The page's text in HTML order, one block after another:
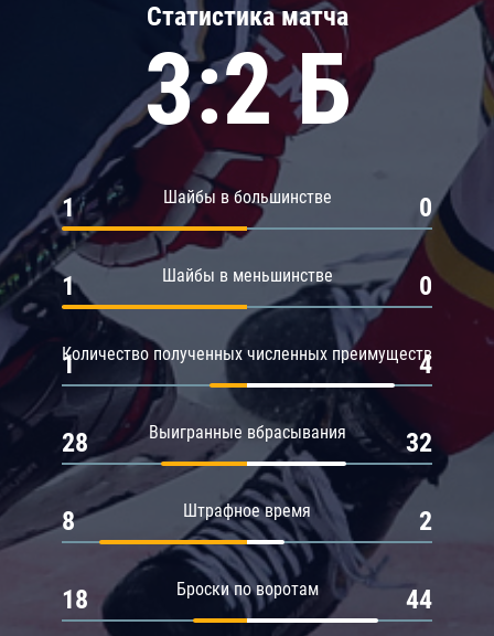
Статистика матча
3:2 Б
Шайбы в большинстве
1 0
Шайбы в меньшинстве
1 0
Количество полученных численных преимуществ
1 4
Выигранные вбрасывания
28 32
Штрафное время
8 2
Броски по воротам
18 44